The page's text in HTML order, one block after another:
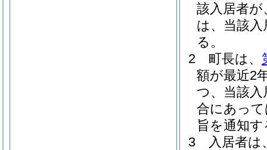
該入居者
は、当該
る。
2
町長は、
額が最近2
つ、当該
合にあっ
旨を通知
3
入居者は